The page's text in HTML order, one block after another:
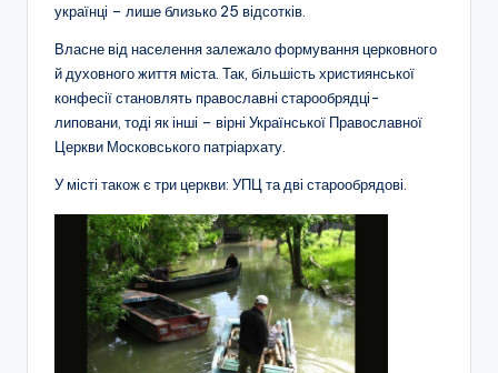
українці – лише близько 25 відсотків.
Власне від населення залежало формування церковного
й духовного життя міста. Так, більшість християнської
конфесії становлять православні старообрядці-
липовани, тоді як інші – вірні Української Православної
Церкви Московського патріархату.
У місті також є три церкви: УПЦ та дві старообрядові.